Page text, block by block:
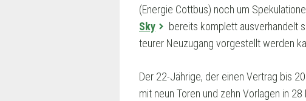
(Energie Cottbus) noch um
Sky
bereits komplett ausverhandelt
teurer Neuzugang vorgestellt werden
Der 22-Jährige, der einen Vertrag bis
mit neun Toren und zehn Vorlagen in